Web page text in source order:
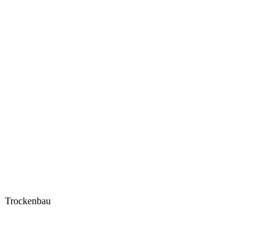
Trockenbau